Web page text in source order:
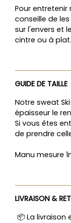
Pour
conseille de
sur l'envers et
cintre ou à plat.
GUIDE DE TAILLE
Notre sweat
épaisseur le
Si vous êtes
de prendre
Manu mesure
LIVRAISON &
📦 La livraison